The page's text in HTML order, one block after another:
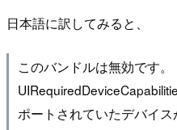
日本語に訳してみると、
このバンドルは無効です。
ポートされていたデバイ